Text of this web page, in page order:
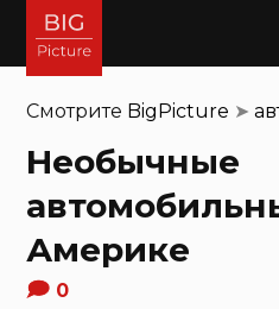
Смотрите BigPicture ➤
Необычные
Америке
0